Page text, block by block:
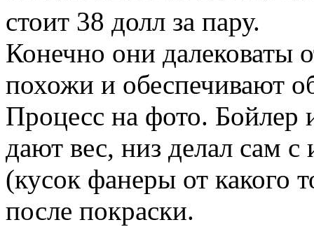
стоит 38 долл за пару.
Конечно они далековаты
похожи и обеспечивают
Процесс на фото. Бойлер
дают вес, низ делал сам
(кусок фанеры от какого
после покраски.